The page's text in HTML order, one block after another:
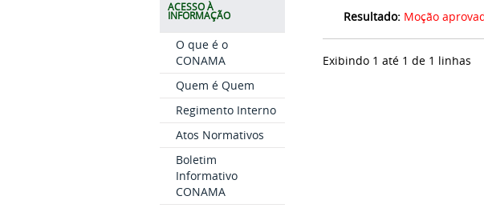
ACESSO À
INFORMAÇÃO
O que é o
CONAMA
Quem é Quem
Regimento Interno
Atos Normativos
Boletim
Informativo
CONAMA
Resultado: Moção
Exibindo 1 até 1 de 1 linhas